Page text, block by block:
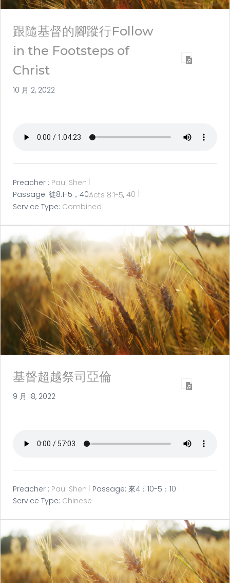
跟隨基督的腳蹤行Follow
in the Footsteps of
Christ
10 月 2, 2022
Preacher : Paul Shen
Passage: 徒8:1-5，40Acts 8:1-5, 40
Service Type: Combined
基督超越祭司亞倫
9 月 18, 2022
Preacher : Paul Shen Passage: 來4：10-5：10
Service Type: Chinese